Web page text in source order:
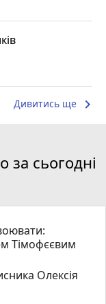
Дивитись ще keyboard_arrow_right
сьогодні
Тімофєєвим
Олексія